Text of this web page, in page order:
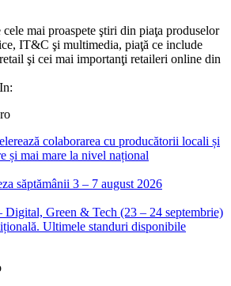
mai proaspete ştiri din piaţa produselor
IT&C şi multimedia, piaţă ce include
şi cei mai importanţi retaileri online din
colaborarea cu producătorii locali și
și mai mare la nivel național
săptămânii 3 – 7 august 2026
Green & Tech (23 – 24 septembrie)
Ultimele standuri disponibile